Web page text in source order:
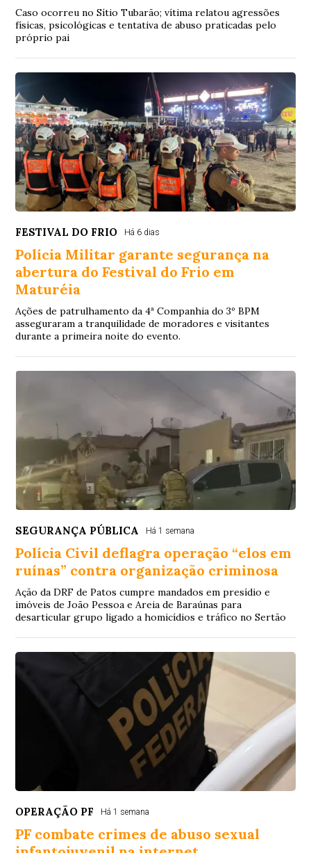
Caso ocorreu no Sítio Tubarão; vítima relatou agressões
físicas, psicológicas e tentativa de abuso praticadas pelo
próprio pai
FESTIVAL DO FRIO Há 6 dias
Polícia Militar garante segurança na
abertura do Festival do Frio em
Maturéia
Ações de patrulhamento da 4ª Companhia do 3º BPM
asseguraram a tranquilidade de moradores e visitantes
durante a primeira noite do evento.
SEGURANÇA PÚBLICA Há 1 semana
Polícia Civil deflagra operação “elos em
ruínas” contra organização criminosa
Ação da DRF de Patos cumpre mandados em presídio e
imóveis de João Pessoa e Areia de Baraúnas para
desarticular grupo ligado a homicídios e tráfico no Sertão
OPERAÇÃO PF Há 1 semana
PF combate crimes de abuso sexual